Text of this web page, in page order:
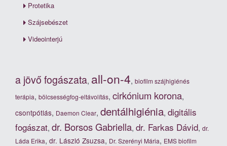
Protetika
Szájsebészet
Videointerjú
a jövő fogászata, all-on-4, biofilm szájhigiénés
terápia, bölcsességfog-eltávolítás, cirkónium korona,
csontpótlás, Daemon Clear, dentálhigiénia, digitális
fogászat, dr. Borsos Gabriella, dr. Farkas Dávid, dr.
Láda Erika, dr. László Zsuzsa, Dr. Szerényi Mária, EMS biofilm